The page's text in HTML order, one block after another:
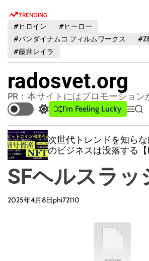
TRENDING
#ヒロイン
#ヒーロー
#バンダイナムコ フィルムワークス
#藤井レイラ
radosvet.org
PR：本サイトにはプロモーショ
S
w
i
t
c
c
o
I'm Feeling Lucky
M
e
u
S
e
r
次世代トレンドを知ら
のビジネスは没落する
ン相場を読み稼ぐ裏技
変革する時、必ずそこに
SFヘルスラッ
2025年4月8日phi72110